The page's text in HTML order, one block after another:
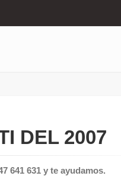
DEL 2007
641 631 y te ayudamos.